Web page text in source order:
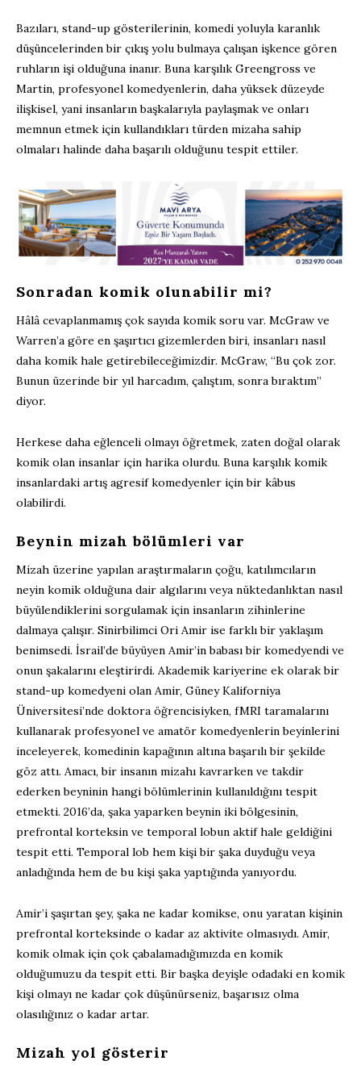
Bazıları, stand-up gösterilerinin, komedi yoluyla karanlık
düşüncelerinden bir çıkış yolu bulmaya çalışan işkence gören
ruhların işi olduğuna inanır. Buna karşılık Greengross ve
Martin, profesyonel komedyenlerin, daha yüksek düzeyde
ilişkisel, yani insanların başkalarıyla paylaşmak ve onları
memnun etmek için kullandıkları türden mizaha sahip
olmaları halinde daha başarılı olduğunu tespit ettiler.
Sonradan komik olunabilir mi?
Hâlâ cevaplanmamış çok sayıda komik soru var. McGraw ve
Warren’a göre en şaşırtıcı gizemlerden biri, insanları nasıl
daha komik hale getirebileceğimizdir. McGraw, “Bu çok zor.
Bunun üzerinde bir yıl harcadım, çalıştım, sonra bıraktım”
diyor.
Herkese daha eğlenceli olmayı öğretmek, zaten doğal olarak
komik olan insanlar için harika olurdu. Buna karşılık komik
insanlardaki artış agresif komedyenler için bir kâbus
olabilirdi.
Beynin mizah bölümleri var
Mizah üzerine yapılan araştırmaların çoğu, katılımcıların
neyin komik olduğuna dair algılarını veya nüktedanlıktan nasıl
büyülendiklerini sorgulamak için insanların zihinlerine
dalmaya çalışır. Sinirbilimci Ori Amir ise farklı bir yaklaşım
benimsedi. İsrail’de büyüyen Amir’in babası bir komedyendi ve
onun şakalarını eleştirirdi. Akademik kariyerine ek olarak bir
stand-up komedyeni olan Amir, Güney Kaliforniya
Üniversitesi’nde doktora öğrencisiyken, fMRI taramalarını
kullanarak profesyonel ve amatör komedyenlerin beyinlerini
inceleyerek, komedinin kapağının altına başarılı bir şekilde
göz attı. Amacı, bir insanın mizahı kavrarken ve takdir
ederken beyninin hangi bölümlerinin kullanıldığını tespit
etmekti. 2016’da, şaka yaparken beynin iki bölgesinin,
prefrontal korteksin ve temporal lobun aktif hale geldiğini
tespit etti. Temporal lob hem kişi bir şaka duyduğu veya
anladığında hem de bu kişi şaka yaptığında yanıyordu.
Amir’i şaşırtan şey, şaka ne kadar komikse, onu yaratan kişinin
prefrontal korteksinde o kadar az aktivite olmasıydı. Amir,
komik olmak için çok çabalamadığımızda en komik
olduğumuzu da tespit etti. Bir başka deyişle odadaki en komik
kişi olmayı ne kadar çok düşünürseniz, başarısız olma
olasılığınız o kadar artar.
Mizah yol gösterir